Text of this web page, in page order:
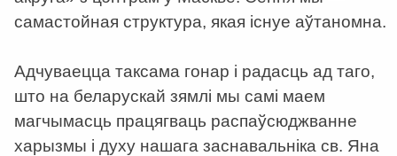
самастойная структура, якая існуе аўтаномна.
Адчуваецца таксама гонар і радасць ад таго,
што на беларускай зямлі мы самі маем
магчымасць працягваць распаўсюджванне
харызмы і духу нашага заснавальніка св. Яна